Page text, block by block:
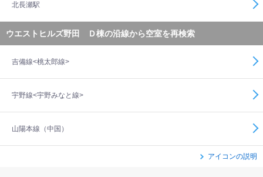
北長瀬駅
ウエストヒルズ野田 Ｄ棟の沿線から空室を再検索
吉備線<桃太郎線>
宇野線<宇野みなと線>
山陽本線（中国）
アイコンの説明